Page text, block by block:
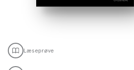
Læseprøve